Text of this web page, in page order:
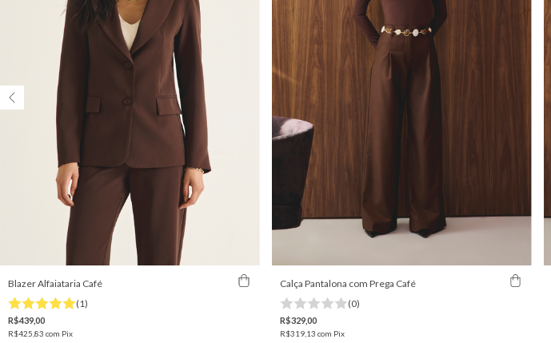
Blazer Alfaiataria Café
(1)
R$439,00
R$425,83 com Pix
Calça Pantalona com Prega Café
(0)
R$329,00
R$319,13 com Pix